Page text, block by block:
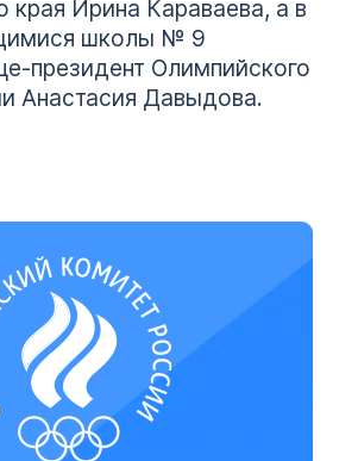
края Ирина Караваева, а в
школы № 9
президент Олимпийского
Анастасия Давыдова.